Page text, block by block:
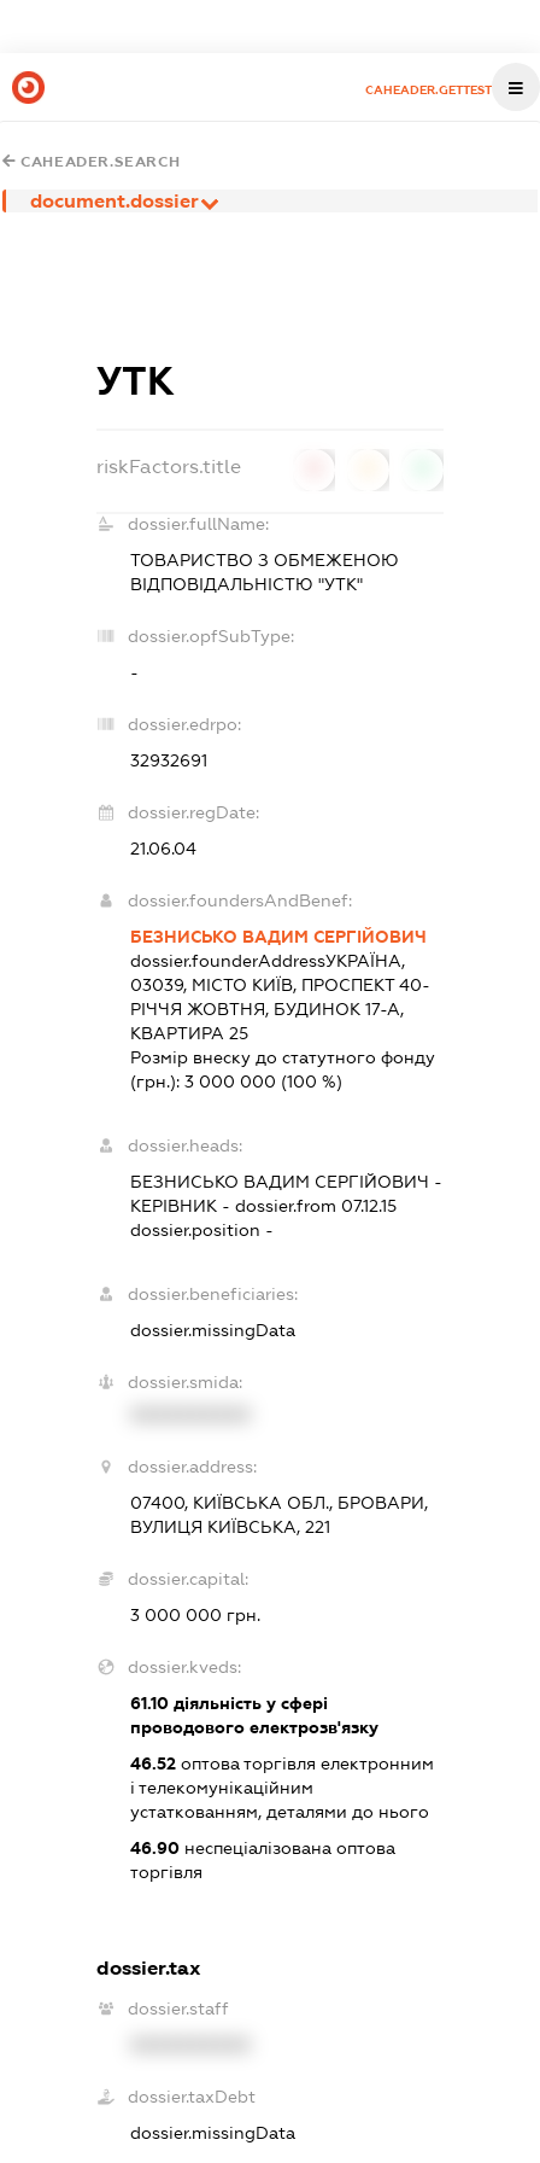
CAHEADER.GETTEST
CAHEADER.SEARCH
document.dossier
УТК
riskFactors.title
dossier.fullName:
ТОВАРИСТВО З ОБМЕЖЕНОЮ
ВІДПОВІДАЛЬНІСТЮ "УТК"
dossier.opfSubType:
-
dossier.edrpo:
32932691
dossier.regDate:
21.06.04
dossier.foundersAndBenef:
БЕЗНИСЬКО ВАДИМ СЕРГІЙОВИЧ
dossier.founderAddressУКРАЇНА,
03039, МІСТО КИЇВ, ПРОСПЕКТ 40-
РІЧЧЯ ЖОВТНЯ, БУДИНОК 17-А,
КВАРТИРА 25
Розмір внеску до статутного фонду
(грн.):3 000 000 (100 %)
dossier.heads:
БЕЗНИСЬКО ВАДИМ СЕРГІЙОВИЧ -
КЕРІВНИК - dossier.from 07.12.15
dossier.position -
dossier.beneficiaries:
dossier.missingData
dossier.smida:
dossier.address:
07400, КИЇВСЬКА ОБЛ., БРОВАРИ,
ВУЛИЦЯ КИЇВСЬКА, 221
dossier.capital:
3 000 000 грн.
dossier.kveds:
61.10 діяльність у сфері
проводового електрозв'язку
46.52 оптова торгівля електронним
і телекомунікаційним
устаткованням, деталями до нього
46.90 неспеціалізована оптова
торгівля
dossier.tax
dossier.staff
dossier.taxDebt
dossier.missingData